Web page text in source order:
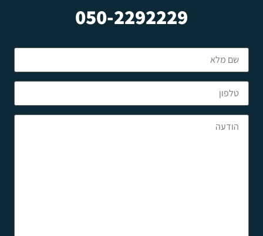
050-2292229